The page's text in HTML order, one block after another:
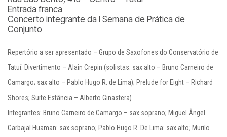
Entrada franca
Concerto integrante da I Semana de Prática de
Conjunto
Repertório a ser apresentado – Grupo de Saxofones do Conservatório de
Tatuí: Divertimento – Alain Crepin (solistas: sax alto – Bruno Carneiro de
Camargo; sax alto – Pablo Hugo R. de Lima); Prelude for Eight – Richard
Shores; Suite Estância – Alberto Ginastera)
Integrantes: Bruno Carneiro de Camargo – sax soprano; Miguel Ângel
Carbajal Huaman: sax soprano; Pablo Hugo R. De Lima: sax alto; Murilo